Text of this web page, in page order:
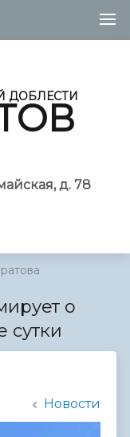
ДОБЛЕСТИ
д. 78
о
сутки
Новости